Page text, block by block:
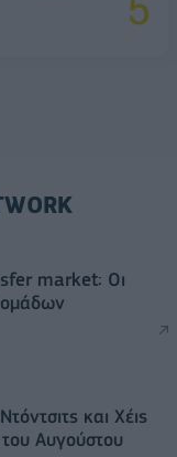
market: Οι
ομάδων
και Χέις
Αυγούστου